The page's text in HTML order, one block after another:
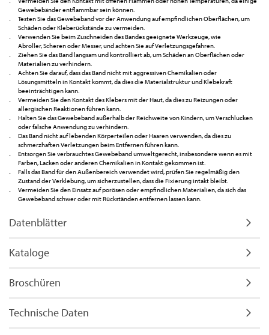
Gewebebänder entflammbar sein können.
Testen Sie das Gewebeband vor der Anwendung auf empfindlichen Oberflächen, um
Schäden oder Kleberückstände zu vermeiden.
Verwenden Sie beim Zuschneiden des Bandes geeignete Werkzeuge, wie
Abroller, Scheren oder Messer, und achten Sie auf Verletzungsgefahren.
Ziehen Sie das Band langsam und kontrolliert ab, um Schäden an Oberflächen oder
Materialien zu verhindern.
Achten Sie darauf, dass das Band nicht mit aggressiven Chemikalien oder
Lösungsmitteln in Kontakt kommt, da dies die Materialstruktur und Klebekraft
beeinträchtigen kann.
Vermeiden Sie den Kontakt des Klebers mit der Haut, da dies zu Reizungen oder
allergischen Reaktionen führen kann.
Halten Sie das Gewebeband außerhalb der Reichweite von Kindern, um Verschlucken
oder falsche Anwendung zu verhindern.
Das Band nicht auf lebenden Körperteilen oder Haaren verwenden, da dies zu
schmerzhaften Verletzungen beim Entfernen führen kann.
Entsorgen Sie verbrauchtes Gewebeband umweltgerecht, insbesondere wenn es mit
Farben, Lacken oder anderen Chemikalien in Kontakt gekommen ist.
Falls das Band für den Außenbereich verwendet wird, prüfen Sie regelmäßig den
Zustand der Verklebung, um sicherzustellen, dass die Fixierung intakt bleibt.
Vermeiden Sie den Einsatz auf porösen oder empfindlichen Materialien, da sich das
Gewebeband schwer oder mit Rückständen entfernen lassen kann.
Datenblätter
Kataloge
Broschüren
Technische Daten